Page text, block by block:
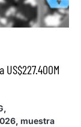
muestra